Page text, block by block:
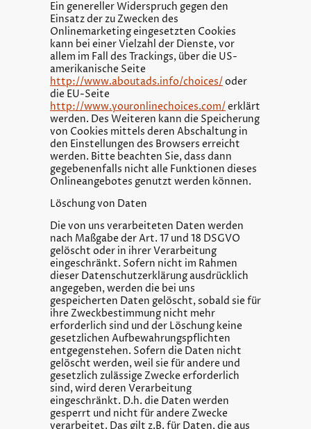
Ein genereller Widerspruch gegen den
Einsatz der zu Zwecken des
Onlinemarketing eingesetzten Cookies
kann bei einer Vielzahl der Dienste, vor
allem im Fall des Trackings, über die US-
amerikanische Seite
http://www.aboutads.info/choices/ oder
die EU-Seite
http://www.youronlinechoices.com/ erklärt
werden. Des Weiteren kann die Speicherung
von Cookies mittels deren Abschaltung in
den Einstellungen des Browsers erreicht
werden. Bitte beachten Sie, dass dann
gegebenenfalls nicht alle Funktionen dieses
Onlineangebotes genutzt werden können.
Löschung von Daten
Die von uns verarbeiteten Daten werden
nach Maßgabe der Art. 17 und 18 DSGVO
gelöscht oder in ihrer Verarbeitung
eingeschränkt. Sofern nicht im Rahmen
dieser Datenschutzerklärung ausdrücklich
angegeben, werden die bei uns
gespeicherten Daten gelöscht, sobald sie für
ihre Zweckbestimmung nicht mehr
erforderlich sind und der Löschung keine
gesetzlichen Aufbewahrungspflichten
entgegenstehen. Sofern die Daten nicht
gelöscht werden, weil sie für andere und
gesetzlich zulässige Zwecke erforderlich
sind, wird deren Verarbeitung
eingeschränkt. D.h. die Daten werden
gesperrt und nicht für andere Zwecke
verarbeitet. Das gilt z.B. für Daten, die aus